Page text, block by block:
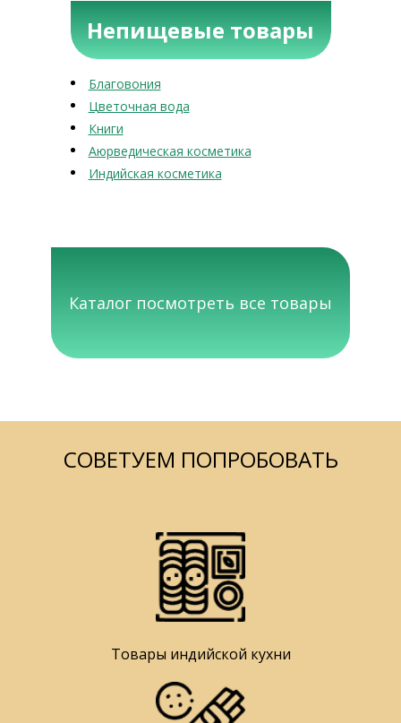
Непищевые товары
Благовония
Цветочная вода
Книги
Аюрведическая косметика
Индийская косметика
Каталог посмотреть все товары
СОВЕТУЕМ ПОПРОБОВАТЬ
Товары индийской кухни